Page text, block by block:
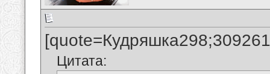
Цитата: